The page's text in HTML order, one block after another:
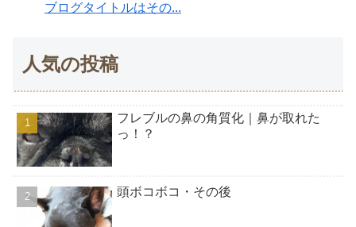
ブログタイトルはその...
人気の投稿
フレブルの鼻の角質化｜鼻が取れた
っ！？
頭ボコボコ・その後